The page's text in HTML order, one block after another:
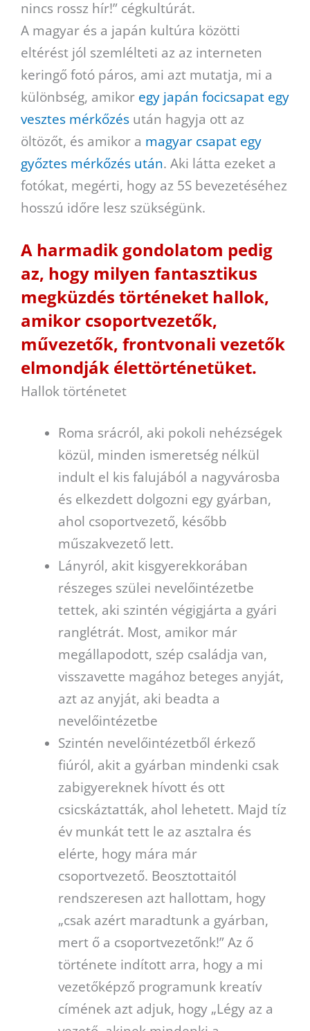
nincs rossz hír!” cégkultúrát.
A magyar és a japán kultúra közötti
eltérést jól szemlélteti az az interneten
keringő fotó páros, ami azt mutatja, mi a
különbség, amikor egy japán focicsapat egy
vesztes mérkőzés után hagyja ott az
öltözőt, és amikor a magyar csapat egy
győztes mérkőzés után. Aki látta ezeket a
fotókat, megérti, hogy az 5S bevezetéséhez
hosszú időre lesz szükségünk.
A harmadik gondolatom pedig
az, hogy milyen fantasztikus
megküzdés történeket hallok,
amikor csoportvezetők,
művezetők, frontvonali vezetők
elmondják élettörténetüket.
Hallok történetet
Roma srácról, aki pokoli nehézségek
közül, minden ismeretség nélkül
indult el kis falujából a nagyvárosba
és elkezdett dolgozni egy gyárban,
ahol csoportvezető, később
műszakvezető lett.
Lányról, akit kisgyerekkorában
részeges szülei nevelőintézetbe
tettek, aki szintén végigjárta a gyári
ranglétrát. Most, amikor már
megállapodott, szép családja van,
visszavette magához beteges anyját,
azt az anyját, aki beadta a
nevelőintézetbe
Szintén nevelőintézetből érkező
fiúról, akit a gyárban mindenki csak
zabigyereknek hívott és ott
csicskáztatták, ahol lehetett. Majd tíz
év munkát tett le az asztalra és
elérte, hogy mára már
csoportvezető. Beosztottaitól
rendszeresen azt hallottam, hogy
„csak azért maradtunk a gyárban,
mert ő a csoportvezetőnk!” Az ő
története indított arra, hogy a mi
vezetőképző programunk kreatív
címének azt adjuk, hogy „Légy az a